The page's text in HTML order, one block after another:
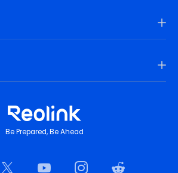
Be Prepared, Be Ahead